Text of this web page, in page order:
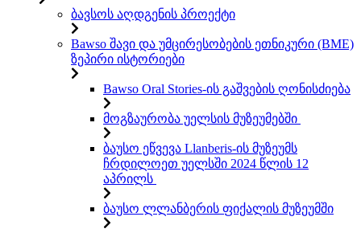
ბავსოს აღდგენის პროექტი
Bawso შავი და უმცირესობების ეთნიკური (BME)
ზეპირი ისტორიები
Bawso Oral Stories-ის გაშვების ღონისძიება
მოგზაურობა უელსის მუზეუმებში
ბაუსო ეწვევა Llanberis-ის მუზეუმს
ჩრდილოეთ უელსში 2024 წლის 12
აპრილს
ბაუსო ლლანბერის ფიქალის მუზეუმში